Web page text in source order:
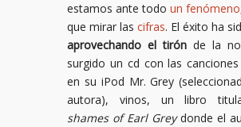
estamos ante todo un fenómeno
que mirar las cifras. El éxito ha
aprovechando el tirón de la
surgido un cd con las
en su iPod Mr. Grey
autora), vinos, un libro
shames of Earl Greydonde el